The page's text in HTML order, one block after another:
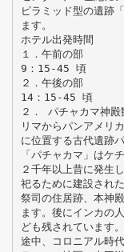
ピラミッド型の遺跡
ます。
ホテル出発時間
１．午前の部
9：15-45 頃
２．午後の部
14：15-45 頃
２． パチャカマ神殿
リマからパンアメリ
に位置する古代遺跡
「パチャカマ」はケ
２千年以上昔に発生
祀るために建設され
祭司の住居跡、本神
ます。後にインカの
ども残されています。
途中、コロニアル時